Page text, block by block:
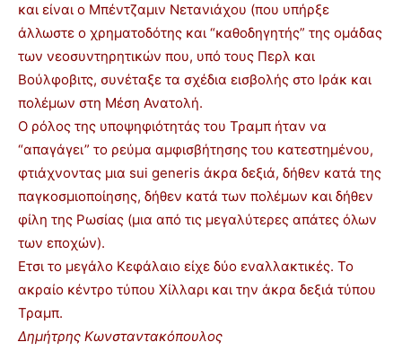
και είναι ο Μπέντζαμιν Νετανιάχου (που υπήρξε
άλλωστε ο χρηματοδότης και “καθοδηγητής” της ομάδας
των νεοσυντηρητικών που, υπό τους Περλ και
Βούλφοβιτς, συνέταξε τα σχέδια εισβολής στο Ιράκ και
πολέμων στη Μέση Ανατολή.
Ο ρόλος της υποψηφιότητάς του Τραμπ ήταν να
“απαγάγει” το ρεύμα αμφισβήτησης του κατεστημένου,
φτιάχνοντας μια sui generis άκρα δεξιά, δήθεν κατά της
παγκοσμιοποίησης, δήθεν κατά των πολέμων και δήθεν
φίλη της Ρωσίας (μια από τις μεγαλύτερες απάτες όλων
των εποχών).
Ετσι το μεγάλο Κεφάλαιο είχε δύο εναλλακτικές. Το
ακραίο κέντρο τύπου Χίλλαρι και την άκρα δεξιά τύπου
Τραμπ.
Δημήτρης Κωνσταντακόπουλος